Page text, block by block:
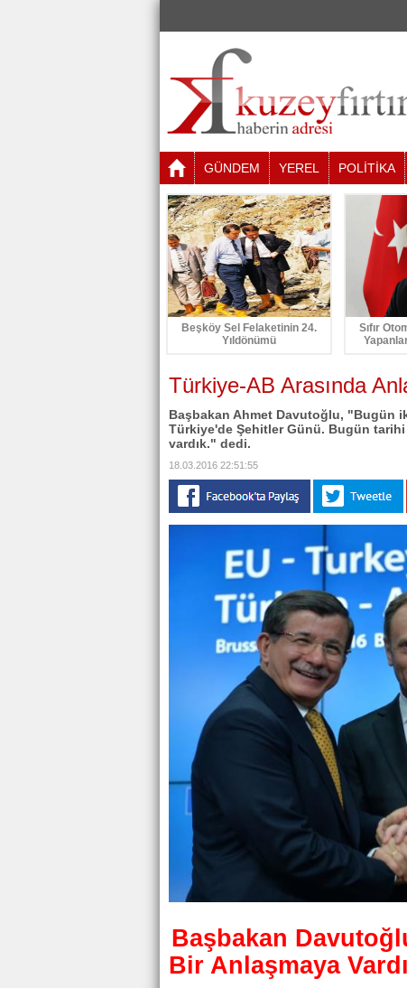
GÜNDEM YEREL POLİTİKA
Beşköy Sel Felaketinin 24.
Yıldönümü
Sıfır
Türkiye-AB Arasında
Başbakan Ahmet Davutoğlu, "Bugün
Türkiye'de Şehitler Günü. Bugün
vardık." dedi.
18.03.2016 22:51:55
Başbakan
Bir Anlaşmaya